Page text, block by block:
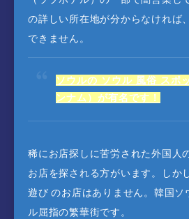
の詳しい所在地が分からなければ
できません。
ソウルの ソウル 風俗 スポ
ンナム）が有名です！
稀にお店探しに苦労された外国人
お店を探される方がいます。しか
遊び のお店はありません。韓国ソ
ル屈指の繁華街です。